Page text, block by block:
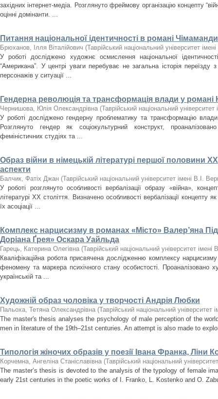
західних інтернет-медіа. Розглянуто фреймову організацію концепту
оцінні домінанти. ...
Питання національної ідентичності в романі
Брюханов, Ілля Віталійович (Таврійський національний університет
У роботі досліджено художнє осмислення національної
“Американа”. У центрі уваги перебуває не загальна історія
персонажів у ситуації ...
Гендерна революція та трансформація влади у
Чернишова, Юлія Олександрівна (Таврійський національний
У роботі досліджено гендерну проблематику та трансформацію
Розглянуто гендер як соціокультурний конструкт,
феміністичних студіях та ...
Образ війни в німецькій літературі першої половини
аспекти
Балчик, Фатіх Джан (Таврійський національний університет імені В.І.
У роботі розглянуто особливості вербалізації образу «війна»,
літературі XX століття. Визначено особливості вербалізації концепту
їх асоціації ...
Комплекс нарцисизму в романах «Місто» Валер’яна
Доріана Ґрея» Оскара Уайльда
Гарець, Катерина Олегівна (Таврійський національний університет імені
Кваліфікаційна робота присвячена дослідженню комплексу
феномену та маркера психічного стану особистості. Проаналізовано
українській та ...
Художній образ чоловіка у творчості Андрія Любки
Пальоха, Тетяна Олександрівна (Таврійський національний університет
The master's thesis analyses the psychology of male perception of the
men in literature of the 19th–21st centuries. An attempt is also made to
Типологія жіночих образів у поезії Івана Франка, Ліни
Корчемна, Ангеліна Станіславівна (Таврійський національний
The master’s thesis is devoted to the analysis of the typology of female
early 21st centuries in the poetic works of I. Franko, L. Kostenko and O.